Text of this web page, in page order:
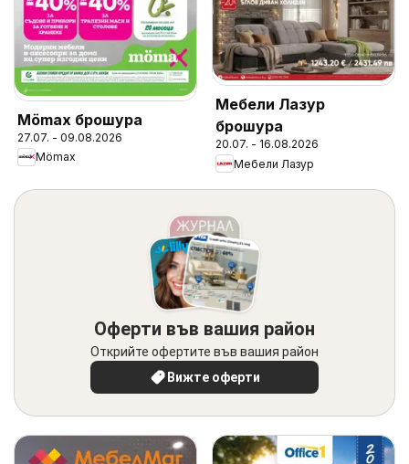
Mömax брошура
27.07. - 09.08.2026
Mömax
Мебели Лазур
брошура
20.07. - 16.08.2026
Мебели Лазур
Оферти във вашия район
Открийте офертите във вашия район
Вижте оферти